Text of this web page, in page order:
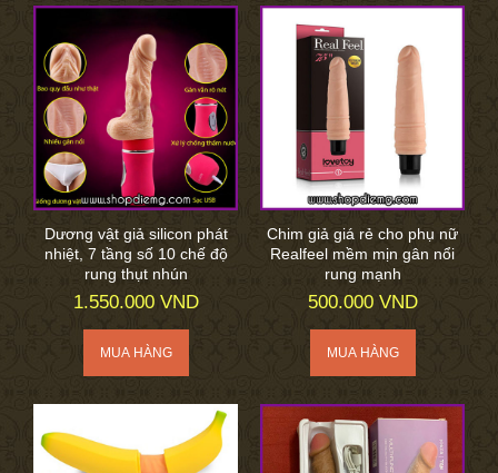
Dương vật giả silicon phát
nhiệt, 7 tầng số 10 chế độ
rung thụt nhún
1.550.000 VND
Chim giả giá rẻ cho phụ nữ
Realfeel mềm mịn gân nổi
rung mạnh
500.000 VND